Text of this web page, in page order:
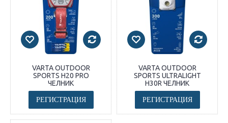
VARTA OUTDOOR
SPORTS H20 PRO
ЧЕЛНИК
РЕГИСТРАЦИЯ
VARTA OUTDOOR
SPORTS ULTRALIGHT
H30R ЧЕЛНИК
РЕГИСТРАЦИЯ